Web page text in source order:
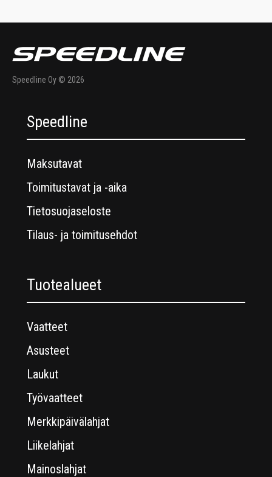
Speedline Oy © 2026
Speedline
Maksutavat
Toimitustavat ja -aika
Tietosuojaseloste
Tilaus- ja toimitusehdot
Tuotealueet
Vaatteet
Asusteet
Laukut
Työvaatteet
Merkkipäivälahjat
Liikelahjat
Mainoslahjat